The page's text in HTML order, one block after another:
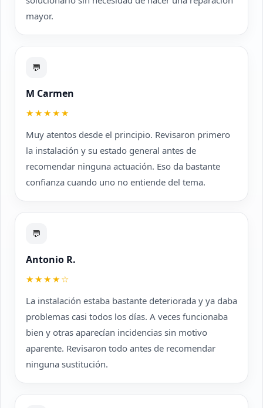
mayor.
💬
M Carmen
★★★★★
Muy atentos desde el principio. Revisaron primero
la instalación y su estado general antes de
recomendar ninguna actuación. Eso da bastante
confianza cuando uno no entiende del tema.
💬
Antonio R.
★★★★☆
La instalación estaba bastante deteriorada y ya daba
problemas casi todos los días. A veces funcionaba
bien y otras aparecían incidencias sin motivo
aparente. Revisaron todo antes de recomendar
ninguna sustitución.